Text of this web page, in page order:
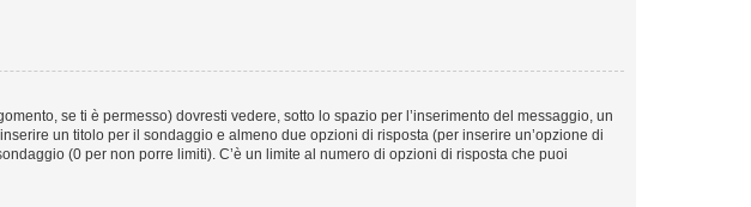
se ti è permesso) dovresti vedere, sotto lo spazio per l’inserimento del messaggio, un
un titolo per il sondaggio e almeno due opzioni di risposta (per inserire un’opzione di
(0 per non porre limiti). C’è un limite al numero di opzioni di risposta che puoi